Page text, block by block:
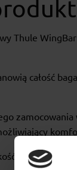
Thule
całość
belki